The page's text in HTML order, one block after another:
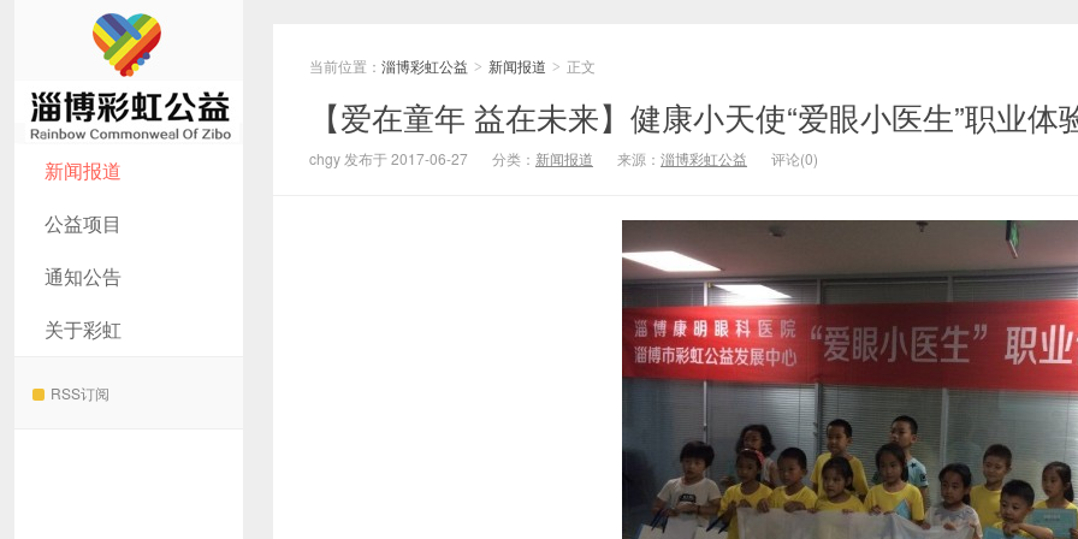
淄博彩虹公益
新闻报道
公益项目
通知公告
关于彩虹
RSS订阅
当前位置： 淄博彩虹公益 > 新闻报道 > 正文
【爱在童年 益在未来】健康小天使“爱眼小医生”职业体
chgy 发布于 2017-06-27 分类： 新闻报道 来源： 淄博彩虹公益 评论(0)